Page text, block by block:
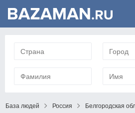
База людей Россия Белгородская